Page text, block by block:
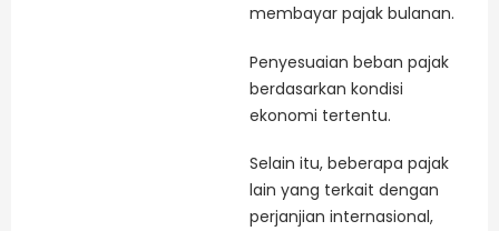
membayar pajak bulanan.
Penyesuaian beban pajak
berdasarkan kondisi
ekonomi tertentu.
Selain itu, beberapa pajak
lain yang terkait dengan
perjanjian internasional,